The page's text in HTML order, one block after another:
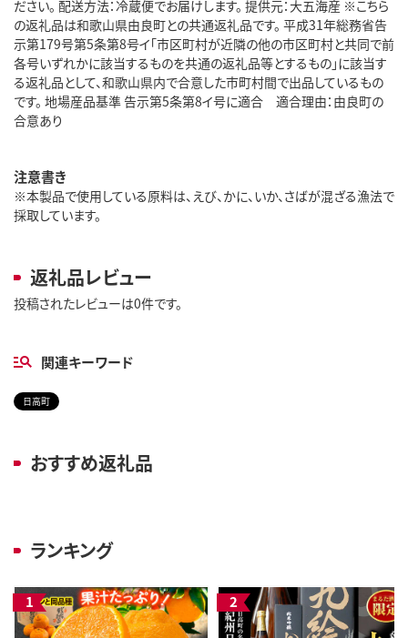
ださい。 配送方法：冷蔵便でお届けします。 提供元：大五海産 ※こちら
の返礼品は和歌山県由良町との共通返礼品です。 平成31年総務省告
示第179号第5条第8号イ「市区町村が近隣の他の市区町村と共同で前
各号いずれかに該当するものを共通の返礼品等とするもの」に該当す
る返礼品として、和歌山県内で合意した市町村間で出品しているもの
です。 地場産品基準 告示第5条第8イ号に適合 適合理由：由良町の
合意あり
注意書き
※本製品で使用している原料は、えび、かに、いか、さばが混ざる漁法で
採取しています。
返礼品レビュー
投稿されたレビューは0件です。
関連キーワード
日高町
おすすめ返礼品
ランキング